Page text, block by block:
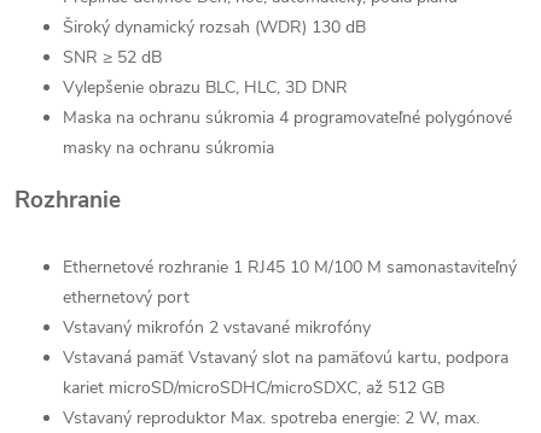
Široký dynamický rozsah (WDR) 130 dB
SNR ≥ 52 dB
Vylepšenie obrazu BLC, HLC, 3D DNR
Maska na ochranu súkromia 4 programovateľné polygónové
masky na ochranu súkromia
Rozhranie
Ethernetové rozhranie 1 RJ45 10 M/100 M samonastaviteľný
ethernetový port
Vstavaný mikrofón 2 vstavané mikrofóny
Vstavaná pamäť Vstavaný slot na pamäťovú kartu, podpora
kariet microSD/microSDHC/microSDXC, až 512 GB
Vstavaný reproduktor Max. spotreba energie: 2 W, max.